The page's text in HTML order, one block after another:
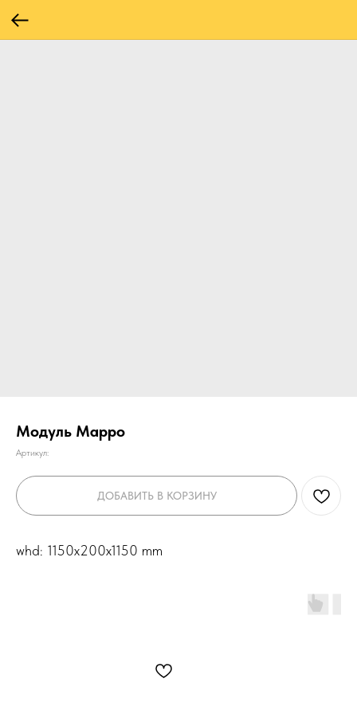
Модуль Марро
Артикул:
ДОБАВИТЬ В КОРЗИНУ
whd: 1150x200x1150 mm